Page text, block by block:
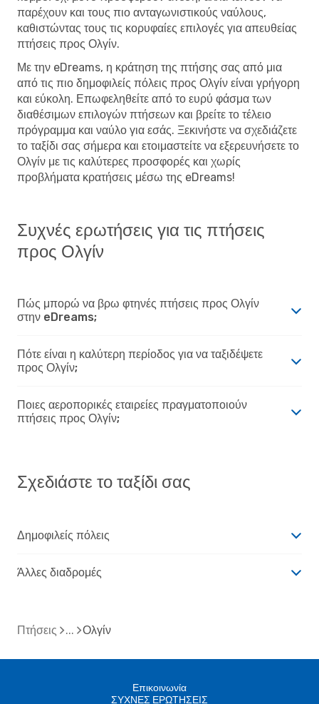
παρέχουν και τους πιο ανταγωνιστικούς ναύλους,
καθιστώντας τους τις κορυφαίες επιλογές για απευθείας
πτήσεις προς Ολγίν.
Με την eDreams, η κράτηση της πτήσης σας από μια
από τις πιο δημοφιλείς πόλεις προς Ολγίν είναι γρήγορη
και εύκολη. Επωφεληθείτε από το ευρύ φάσμα των
διαθέσιμων επιλογών πτήσεων και βρείτε το τέλειο
πρόγραμμα και ναύλο για εσάς. Ξεκινήστε να σχεδιάζετε
το ταξίδι σας σήμερα και ετοιμαστείτε να εξερευνήσετε το
Ολγίν με τις καλύτερες προσφορές και χωρίς
προβλήματα κρατήσεις μέσω της eDreams!
Συχνές ερωτήσεις για τις πτήσεις
προς Ολγίν
Πώς μπορώ να βρω φτηνές πτήσεις προς Ολγίν
στην eDreams;
Πότε είναι η καλύτερη περίοδος για να ταξιδέψετε
προς Ολγίν;
Ποιες αεροπορικές εταιρείες πραγματοποιούν
πτήσεις προς Ολγίν;
Σχεδιάστε το ταξίδι σας
Δημοφιλείς πόλεις
Άλλες διαδρομές
Πτήσεις Ολγίν
Επικοινωνία
ΣΥΧΝΕΣ ΕΡΩΤΗΣΕΙΣ